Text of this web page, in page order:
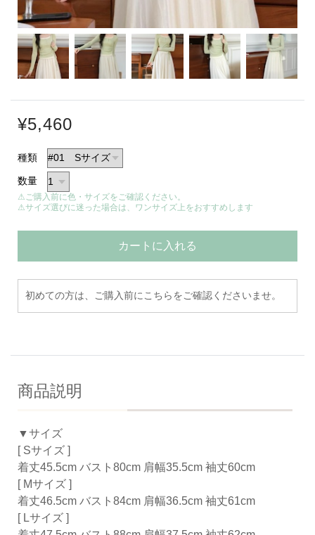
¥5,460
種類
数量
⚠ご購入前に色・サイズをご確認ください。
⚠サイズ選びに迷った場合は、ワンサイズ上をおすすめします
カートに入れる
初めての方は、ご購入前にこちらをご確認くださいませ。
商品説明
▼サイズ
[ Sサイズ ]
着丈45.5cm バスト80cm 肩幅35.5cm 袖丈60cm
[ Mサイズ ]
着丈46.5cm バスト84cm 肩幅36.5cm 袖丈61cm
[ Lサイズ ]